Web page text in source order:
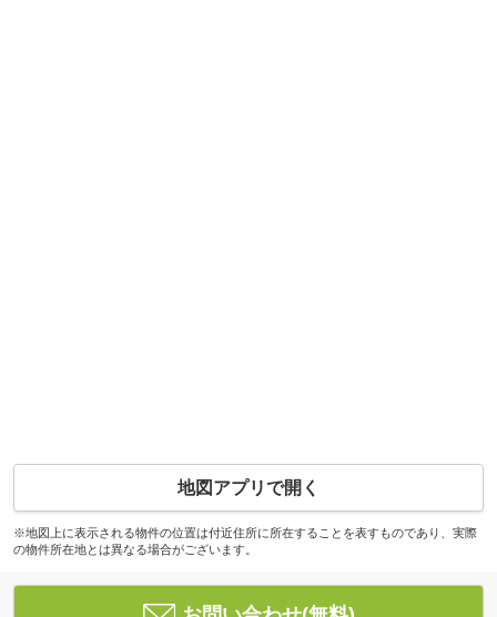
地図アプリで開く
※地図上に表示される物件の位置は付近住所に所在することを表すものであり、実際
の物件所在地とは異なる場合がございます。